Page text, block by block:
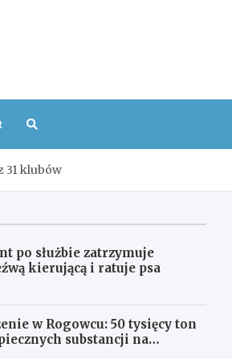
31 klubów
po służbie zatrzymuje
kierującą i ratuje psa
w Rogowcu: 50 tysięcy ton
substancji na